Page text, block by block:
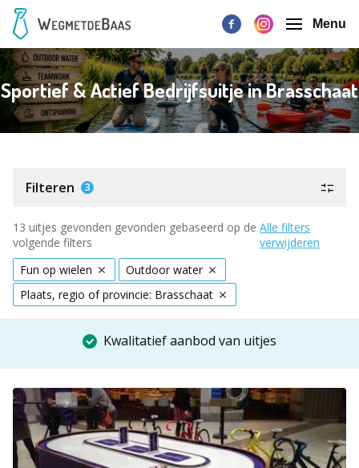
Menu
Sportief & Actief Bedrijfsuitje in Brasschaat
Filteren 3
13 uitjes gevonden gevonden gebaseerd op de
volgende filters
Alle filters
verwijderen
Fun op wielen
Outdoor water
Plaats, regio of provincie: Brasschaat
Kwalitatief aanbod van uitjes